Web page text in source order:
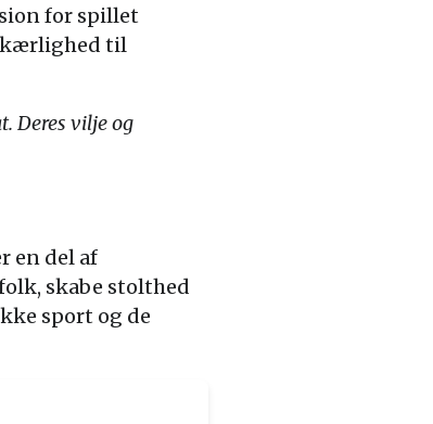
for spillet
kærlighed til
Deres vilje og
en del af
skabe stolthed
sport og de